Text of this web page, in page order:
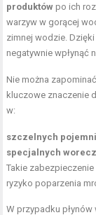
produktów po ich
warzyw w gorącej
zimnej wodzie.
negatywnie wpłynąć
Nie można
kluczowe znaczenie
w:
szczelnych
specjalnych
Takie
ryzyko poparzenia
W przypadku